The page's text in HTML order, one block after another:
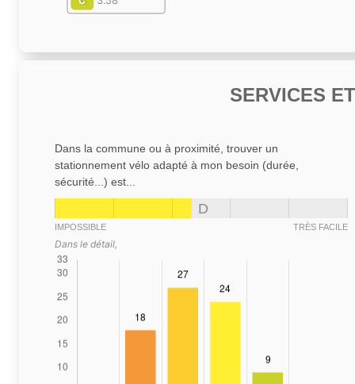
SERVICES
Dans la commune ou à proximité, trouver un
stationnement vélo adapté à mon besoin (durée,
sécurité...) est...
D
IMPOSSIBLE TRÈS FACILE
Dans le détail,